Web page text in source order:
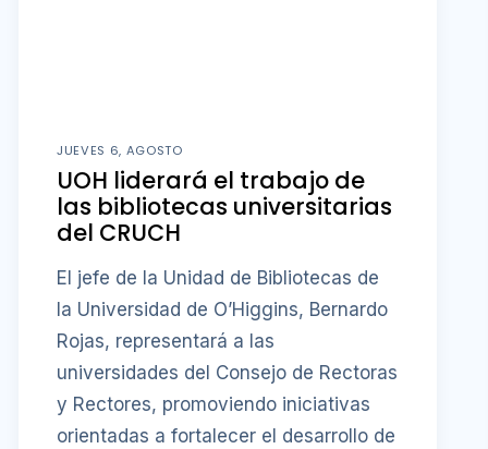
JUEVES 6, AGOSTO
UOH liderará el trabajo de
las bibliotecas universitarias
del CRUCH
El jefe de la Unidad de Bibliotecas de
la Universidad de O’Higgins, Bernardo
Rojas, representará a las
universidades del Consejo de Rectoras
y Rectores, promoviendo iniciativas
orientadas a fortalecer el desarrollo de